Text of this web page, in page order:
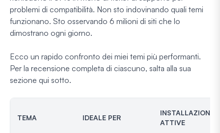
problemi di compatibilità. Non sto indovinando quali temi
funzionano. Sto osservando 6 milioni di siti che lo
dimostrano ogni giorno.
Ecco un rapido confronto dei miei temi più performanti.
Per la recensione completa di ciascuno, salta alla sua
sezione qui sotto.
TEMA IDEALE PER
INSTALLAZIONI
ATTIVE